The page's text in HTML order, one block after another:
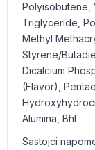
Polyisobutene,
Triglyceride,
Methyl
Styrene/
Dicalcium
(Flavor),
Alumina, Bht
Sastojci